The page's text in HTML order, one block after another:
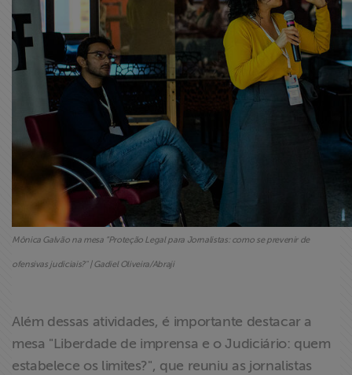
Mônica Galvão na mesa “Proteção Legal para Jornalistas: como se prevenir de
ofensivas judiciais?" | Gadiel Oliveira/Abraji
Além dessas atividades, é importante destacar a
mesa "Liberdade de imprensa e o Judiciário: quem
estabelece os limites?", que reuniu as jornalistas